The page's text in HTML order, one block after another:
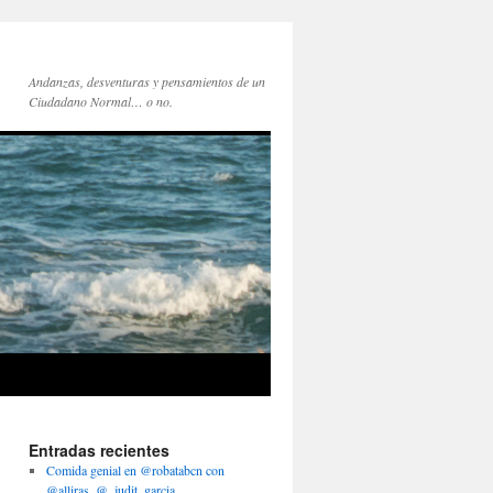
Andanzas, desventuras y pensamientos de un
Ciudadano Normal… o no.
Entradas recientes
Comida genial en @robatabcn con